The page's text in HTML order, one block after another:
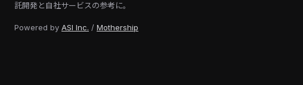
託開発と自社サービスの参考に。
Powered by ASI Inc. / Mothership